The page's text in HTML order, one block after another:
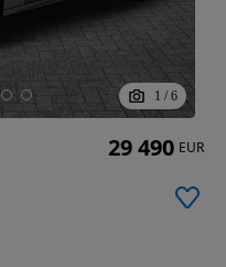
1 / 6
29 490 EUR